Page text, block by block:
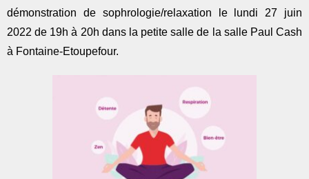
démonstration de sophrologie/relaxation le lundi 27 juin
2022 de 19h à 20h dans la petite salle de la salle Paul Cash
à Fontaine-Etoupefour.